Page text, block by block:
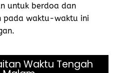
untuk berdoa dan
pada waktu-waktu ini
Waktu Tengah